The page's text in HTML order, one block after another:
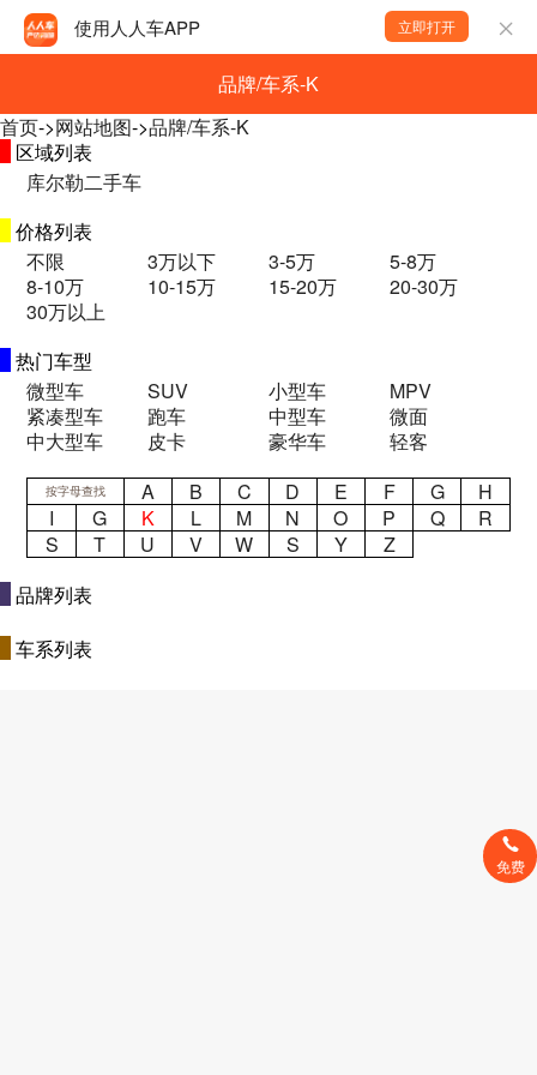
使用人人车APP 立即打开
品牌/车系-K
首页->网站地图->品牌/车系-K
区域列表
库尔勒二手车
价格列表
不限
3万以下 3-5万
5-8万
8-10万
10-15万 15-20万
20-30万
30万以上
热门车型
微型车
SUV 小型车
MPV
紧凑型车
跑车 中型车
微面
中大型车
皮卡 豪华车 轻客
按字母查找 A B C D E F G
H
I
G K L M N O P Q
R
S
T U V W S Y
Z
品牌列表
车系列表
免费